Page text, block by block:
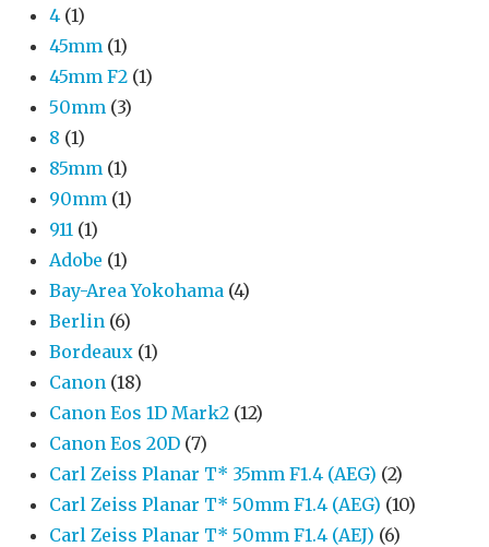
4 (1)
45mm (1)
45mm F2 (1)
50mm (3)
8 (1)
85mm (1)
90mm (1)
911 (1)
Adobe (1)
Bay-Area Yokohama (4)
Berlin (6)
Bordeaux (1)
Canon (18)
Canon Eos 1D Mark2 (12)
Canon Eos 20D (7)
Carl Zeiss Planar T* 35mm F1.4 (AEG) (2)
Carl Zeiss Planar T* 50mm F1.4 (AEG) (10)
Carl Zeiss Planar T* 50mm F1.4 (AEJ) (6)